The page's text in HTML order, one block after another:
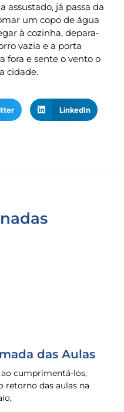
assustado, já passa da
um copo de água
à cozinha, depara-
vazia e a porta
fora e sente o vento o
cidade.
LinkedIn
das Aulas
cumprimentá-los,
retorno das aulas na